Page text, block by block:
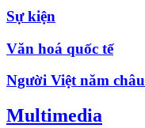
Sự kiện
Văn hoá quốc tế
Người Việt năm châu
Multimedia